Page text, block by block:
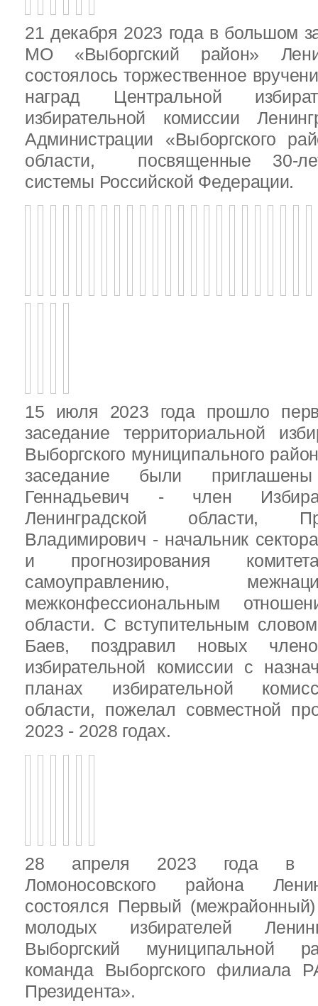
21 декабря 2023 года в большом
МО «Выборгский район»
состоялось торжественное
наград Центральной
избирательной комиссии
Администрации «Выборгского
области, посвященные 30-
системы Российской Федерации.
15 июля 2023 года прошло
заседание территориальной
Выборгского муниципального
заседание были
Геннадьевич - член
Ленинградской области,
Владимирович - начальник
и прогнозирования
самоуправлению,
межконфессиональным
области. С вступительным
Баев, поздравил новых
избирательной комиссии с
планах избирательной
области, пожелал совместной
2023 - 2028 годах.
28 апреля 2023 года в
Ломоносовского района
состоялся Первый
молодых избирателей
Выборгский муниципальной
команда Выборгского филиала
Президента».